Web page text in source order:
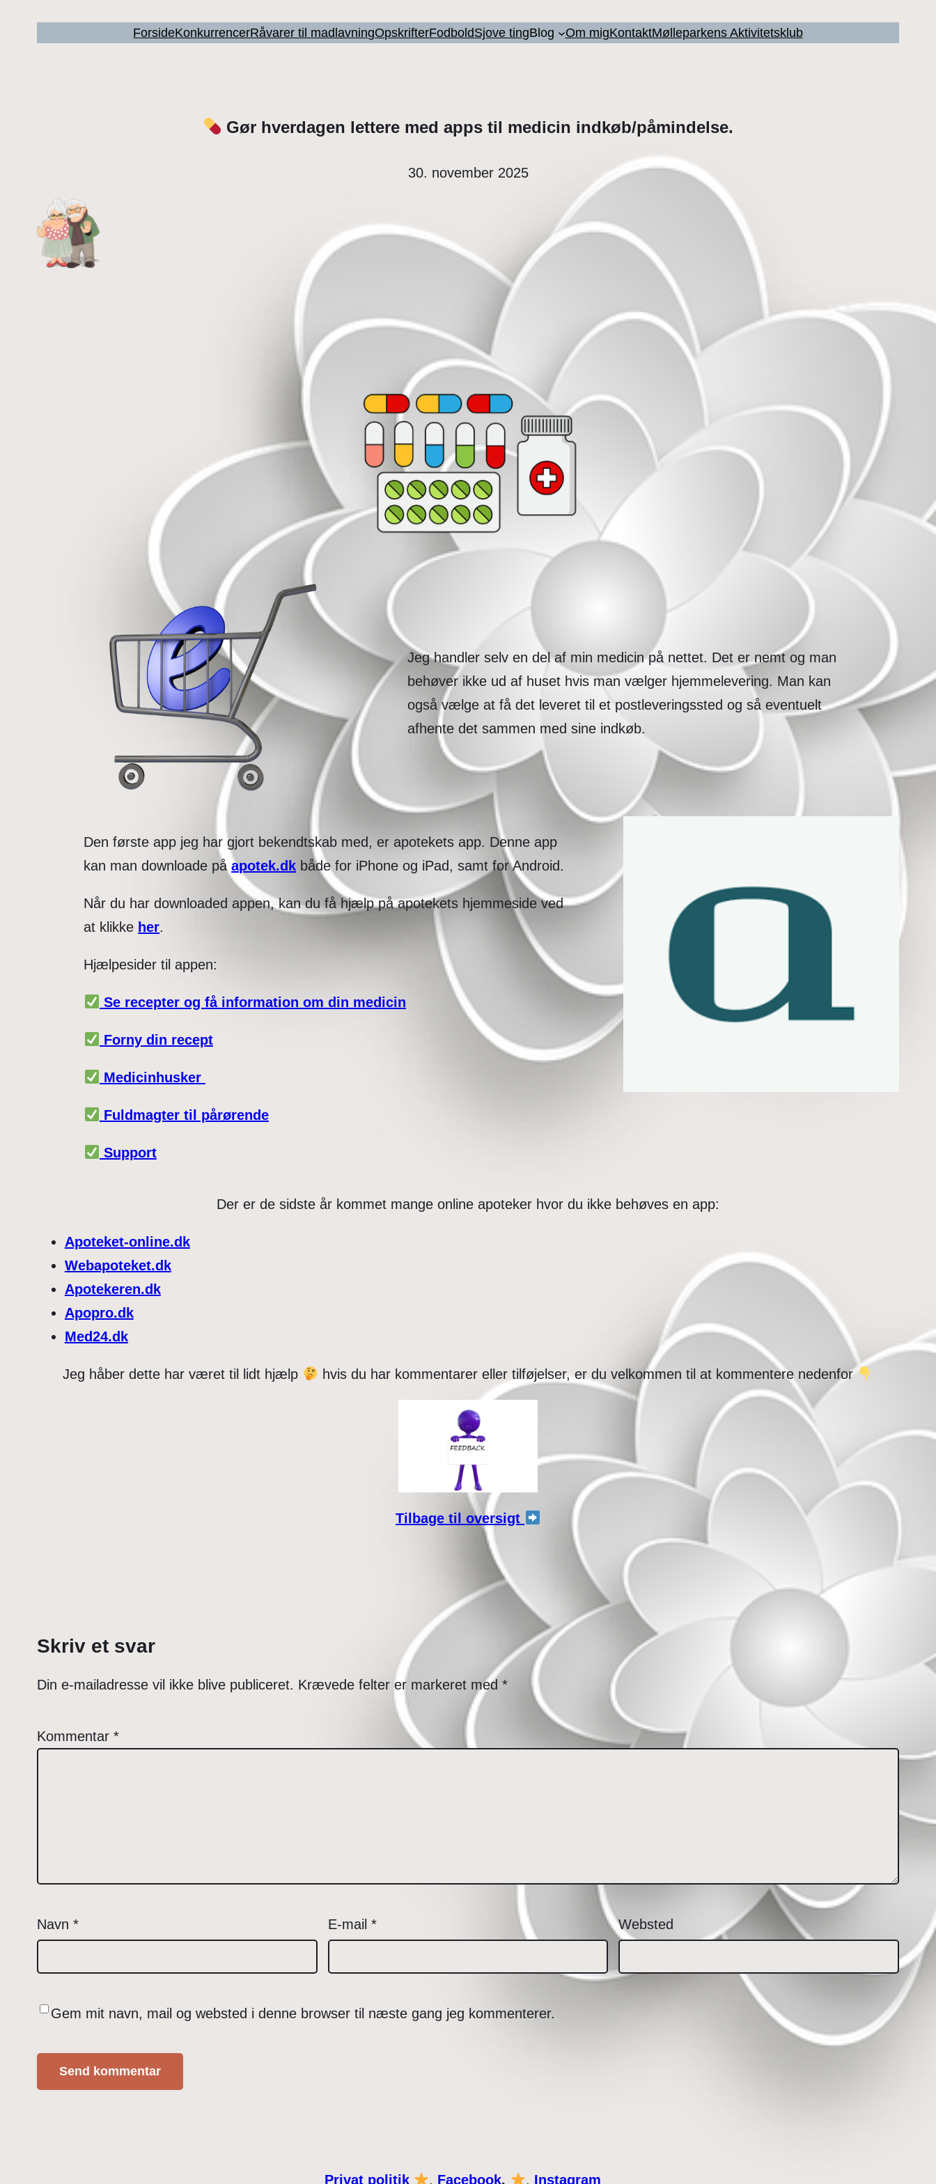
ForsideKonkurrencerRåvarer til madlavningOpskrifterFodboldSjove tingBlog Om migKontaktMølleparkens Aktivitetsklub
Gør hverdagen lettere med apps til medicin indkøb/påmindelse.
30. november 2025
Jeg handler selv en del af min medicin på nettet. Det er nemt og man
behøver ikke ud af huset hvis man vælger hjemmelevering. Man kan
også vælge at få det leveret til et postleveringssted og så eventuelt
afhente det sammen med sine indkøb.
Den første app jeg har gjort bekendtskab med, er apotekets app. Denne app
kan man downloade påapotek.dk både for iPhone og iPad, samt for Android.
Når du har downloaded appen, kan du få hjælp på apotekets hjemmeside ved
at klikke her.
Hjælpesider til appen:
Se recepter og få information om din medicin
Forny din recept
Medicinhusker
Fuldmagter til pårørende
Support
Der er de sidste år kommet mange online apoteker hvor du ikke behøves en app:
Apoteket-online.dk
Webapoteket.dk
Apotekeren.dk
Apopro.dk
Med24.dk
Jeg håber dette har været til lidt hjælp hvis du har kommentarer eller tilføjelser, er du velkommen til at kommentere nedenfor
Tilbage til oversigt
Skriv et svar
Din e-mailadresse vil ikke blive publiceret. Krævede felter er markeret med *
Kommentar *
Navn * E-mail * Websted
Gem mit navn, mail og websted i denne browser til næste gang jeg kommenterer.
Privat politik . Facebook. . Instagram